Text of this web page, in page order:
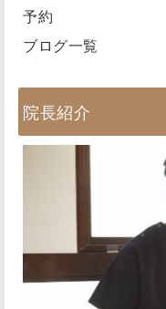
予約
ブログ一覧
院長紹介